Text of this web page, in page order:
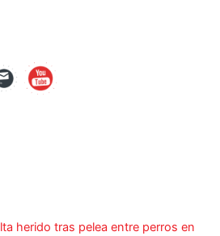
herido tras pelea entre perros en